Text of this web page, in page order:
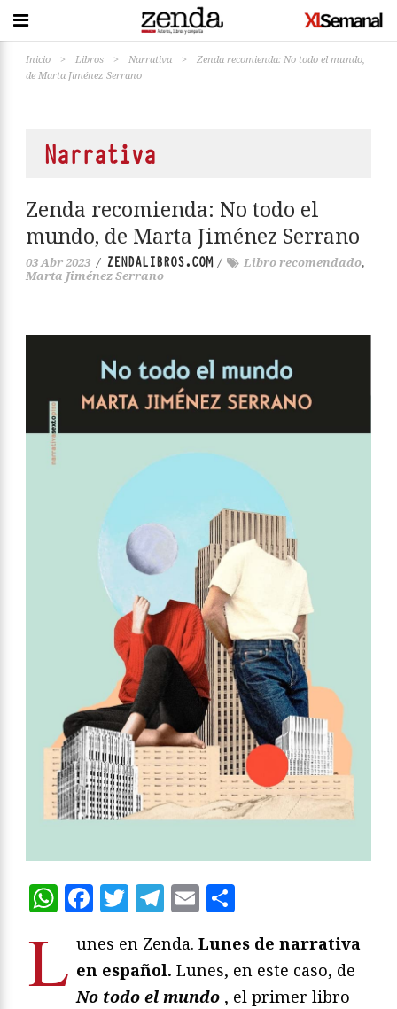
Inicio > Libros > Narrativa >
Zenda recomienda: No todo el mundo,
de Marta Jiménez Serrano
Narrativa
Zenda recomienda: No todo el
mundo, de Marta Jiménez Serrano
03 Abr 2023 / ZENDALIBROS.COM/ Libro recomendado,
Marta Jiménez Serrano
WhatsApp
Facebook
Twitter
Telegram
Email
L unes en Zenda. Lunes de narrativa
en español. Lunes, en este caso, de
No todo el mundo , el primer libro